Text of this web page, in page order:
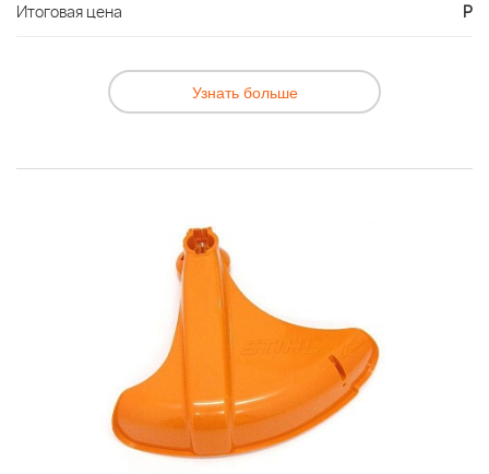
Итоговая цена
Р
Узнать больше